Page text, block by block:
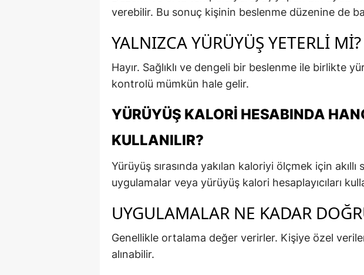
verebilir. Bu sonuç kişinin beslenme düzenine de
YALNIZCA YÜRÜYÜŞ YETERLI MI?
Hayır. Sağlıklı ve dengeli bir beslenme ile birlikte
kontrolü mümkün hale gelir.
YÜRÜYÜŞ KALORI HESABINDA
KULLANILIR?
Yürüyüş sırasında yakılan kaloriyi ölçmek için akıllı
uygulamalar veya yürüyüş kalori hesaplayıcıları
UYGULAMALAR NE KADAR
Genellikle ortalama değer verirler. Kişiye özel
alınabilir.